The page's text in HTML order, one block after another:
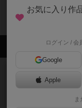
お気に入り作
ログイン / 会
Google
Apple
ま